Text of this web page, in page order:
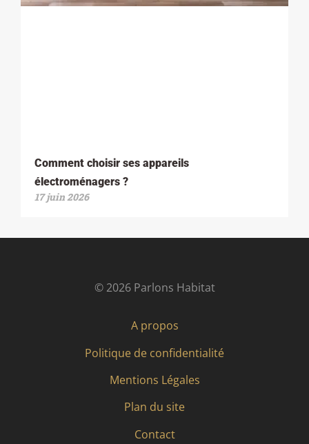
Comment choisir ses appareils
électroménagers ?
17 juin 2026
© 2026 Parlons Habitat
A propos
Politique de confidentialité
Mentions Légales
Plan du site
Contact